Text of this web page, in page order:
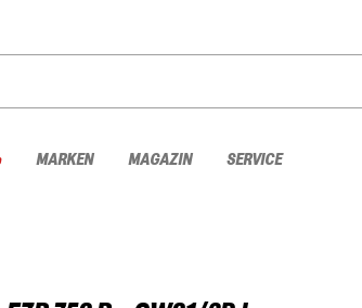
MARKEN MAGAZIN SERVICE